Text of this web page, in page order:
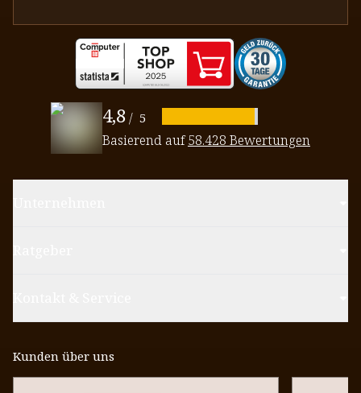
4,8/ 5
Basierend auf58.428 Bewertungen
Kunden über uns